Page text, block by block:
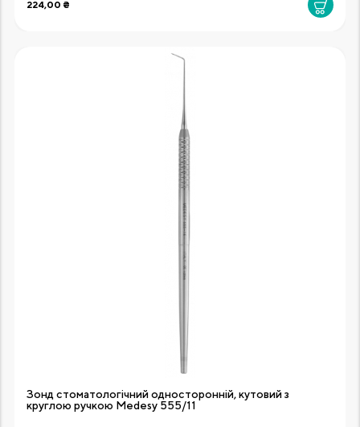
224,00 ₴
Зонд стоматологічний односторонній, кутовий з
круглою ручкою Medesy 555/11